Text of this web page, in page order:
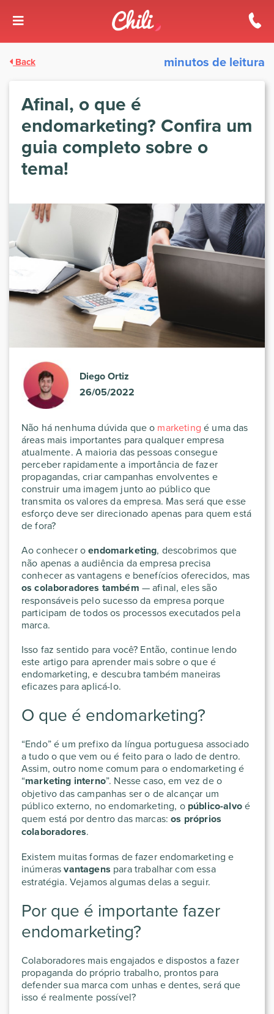
Back minutos de leitura
Afinal, o que é
endomarketing? Confira um
guia completo sobre o
tema!
Diego Ortiz
26/05/2022
Não há nenhuma dúvida que o marketing é uma das
áreas mais importantes para qualquer empresa
atualmente. A maioria das pessoas consegue
perceber rapidamente a importância de fazer
propagandas, criar campanhas envolventes e
construir uma imagem junto ao público que
transmita os valores da empresa. Mas será que esse
esforço deve ser direcionado apenas para quem está
de fora?
Ao conhecer oendomarketing, descobrimos que
não apenas a audiência da empresa precisa
conhecer as vantagens e benefícios oferecidos, mas
os colaboradores também — afinal, eles são
responsáveis pelo sucesso da empresa porque
participam de todos os processos executados pela
marca.
Isso faz sentido para você? Então, continue lendo
este artigo para aprender mais sobre o que é
endomarketing, e descubra também maneiras
eficazes para aplicá-lo.
O que é endomarketing?
“Endo” é um prefixo da língua portuguesa associado
a tudo o que vem ou é feito para o lado de dentro.
Assim, outro nome comum para o endomarketing é
“marketing interno”. Nesse caso, em vez de o
objetivo das campanhas ser o de alcançar um
público externo, no endomarketing, o público-alvoé
quem está por dentro das marcas:os próprios
colaboradores.
Existem muitas formas de fazer endomarketing e
inúmerasvantagens para trabalhar com essa
estratégia. Vejamos algumas delas a seguir.
Por que é importante fazer
endomarketing?
Colaboradores mais engajados e dispostos a fazer
propaganda do próprio trabalho, prontos para
defender sua marca com unhas e dentes, será que
isso é realmente possível?